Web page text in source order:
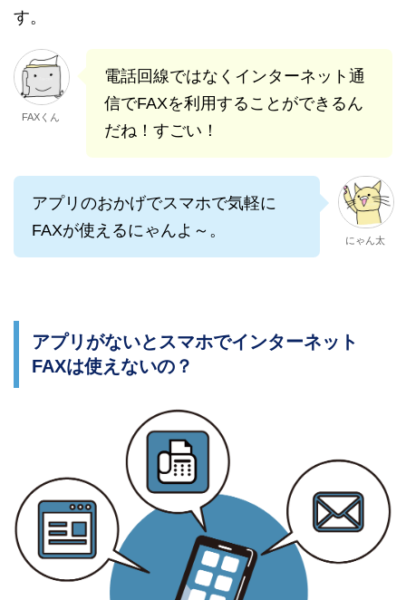
す。
FAXくん
電話回線ではなくインターネット通
信でFAXを利用することができるん
だね！すごい！
アプリのおかげでスマホで気軽に
FAXが使えるにゃんよ～。
にゃん太
アプリがないとスマホでインターネット
FAXは使えないの？